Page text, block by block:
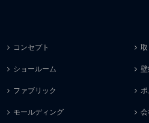
コンセプト
ショールーム
ファブリック
モールディング